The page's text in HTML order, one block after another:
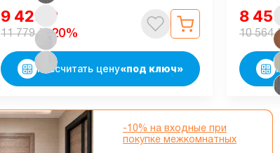
9 423 ₽
11 779₽ -20%
Рассчитать цену«под ключ»
8 451
10 564
-10% на входные при
покупке межкомнатных